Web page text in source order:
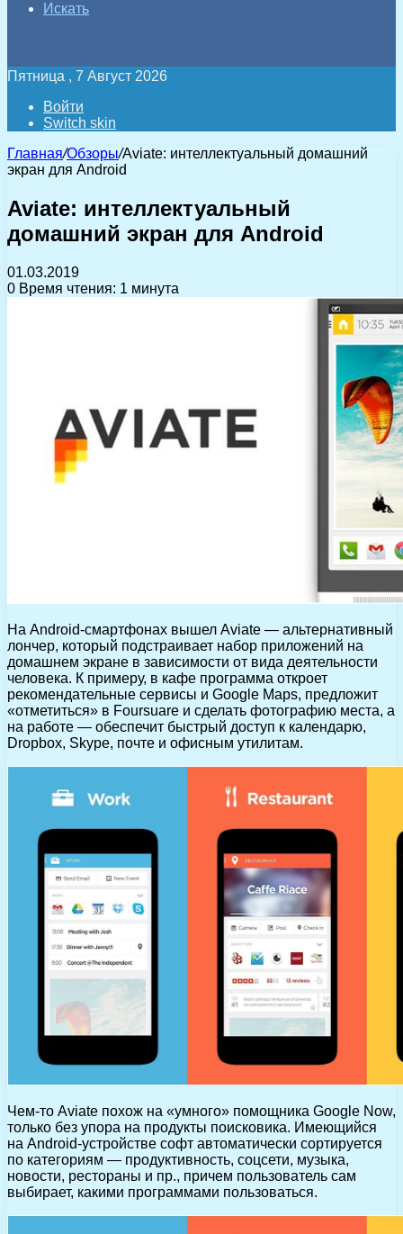
Искать
Пятница , 7 Август 2026
Войти
Switch skin
Главная/Обзоры/Aviate: интеллектуальный домашний
экран для Android
Aviate: интеллектуальный
домашний экран для Android
01.03.2019
0 Время чтения: 1 минута
На Android-смартфонах вышел Aviate — альтернативный
лончер, который подстраивает набор приложений на
домашнем экране в зависимости от вида деятельности
человека. К примеру, в кафе программа откроет
рекомендательные сервисы и Google Maps, предложит
«отметиться» в Foursuare и сделать фотографию места, а
на работе — обеспечит быстрый доступ к календарю,
Dropbox, Skype, почте и офисным утилитам.
Чем-то Aviate похож на «умного» помощника Google Now,
только без упора на продукты поисковика. Имеющийся
на Android-устройстве софт автоматически сортируется
по категориям — продуктивность, соцсети, музыка,
новости, рестораны и пр., причем пользователь сам
выбирает, какими программами пользоваться.